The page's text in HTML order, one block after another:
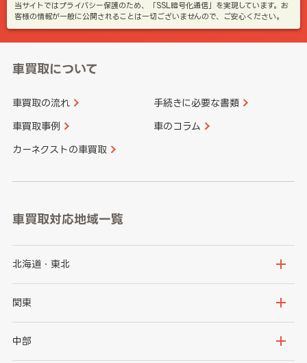
当サイトではプライバシー保護のため、「SSL暗号化通信」を実現しています。お
客様の情報が一般に公開されることは一切ございませんので、ご安心ください。
車買取について
車買取の流れ 手続きに必要な書類
車買取事例 車のコラム
カーネクストの車買取
車買取対応地域一覧
北海道・東北
北海道
岩手県
関東
茨城県
中部